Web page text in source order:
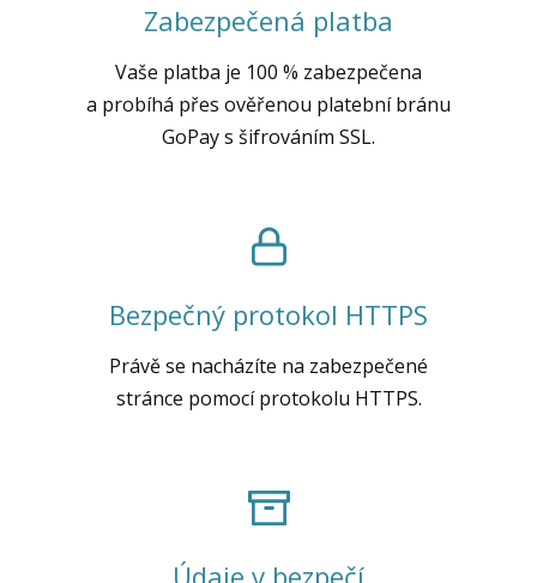
Zabezpečená platba
Vaše platba je 100 % zabezpečena
a probíhá přes ověřenou platební bránu
GoPay s šifrováním SSL.
Bezpečný protokol HTTPS
Právě se nacházíte na zabezpečené
stránce pomocí protokolu HTTPS.
Údaje v bezpečí